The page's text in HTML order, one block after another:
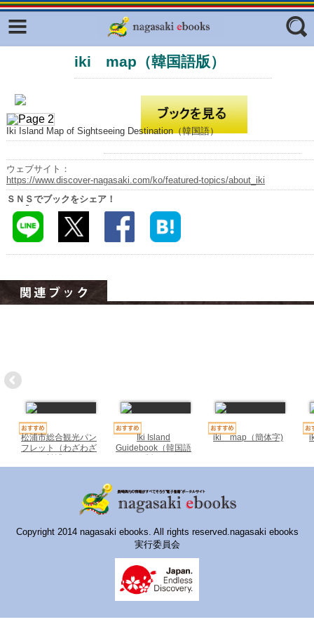
フリーワード
ジャンル
iki map（韓国語版）
Iki Island Map of Sightseeing Destination（韓国語）
ウェブサイト：
https://www.discover-nagasaki.com/ko/featured-topics/about_iki
ＳＮＳでブックをシェア！
松浦市総合観光パン
フレット（わざわざ
松浦）
Iki Island
Guidebook（韓国語
版）
iki map（簡体字)
Copyright 2014 nagasaki ebooks. All rights reserved.nagasaki ebooks
実行委員会
Facebook
ふくいろキラリプロジェクト
ラリー（TOKYO Brochures）
復興応援企画
はじめてご利用される方へ
コンテンツ
広報誌ナビ
明治日本の産業革命遺産
大学・専門学校ナビ
ながよebooks
ごとうebooks
みなみしまばらebooks
さいかいイーブックス